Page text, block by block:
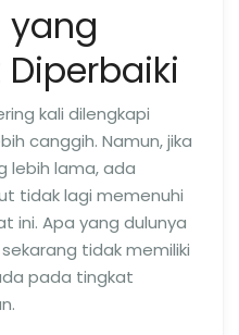
yang
kali dilengkapi
canggih. Namun, jika
lebih lama, ada
tidak lagi memenuhi
ini. Apa yang dulunya
tidak memiliki
pada tingkat